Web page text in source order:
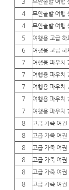
무안출발 여행
4
무안출발 여행
4
무안출발 여행
5
여행용 고급 하
6
여행용 고급 하
7
여행용 파우치
7
여행용 파우치
7
여행용 파우치
7
여행용 파우치
7
여행용 파우치
8
고급 가죽 여권
8
고급 가죽 여권
8
고급 가죽 여권
8
고급 가죽 여권
8
고급 가죽 여권
8
고급 가죽 여권